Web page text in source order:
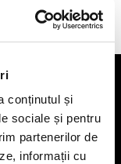
conținutul și
sociale și pentru
partenerilor de
informații cu